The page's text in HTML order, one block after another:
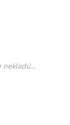
nekladú…